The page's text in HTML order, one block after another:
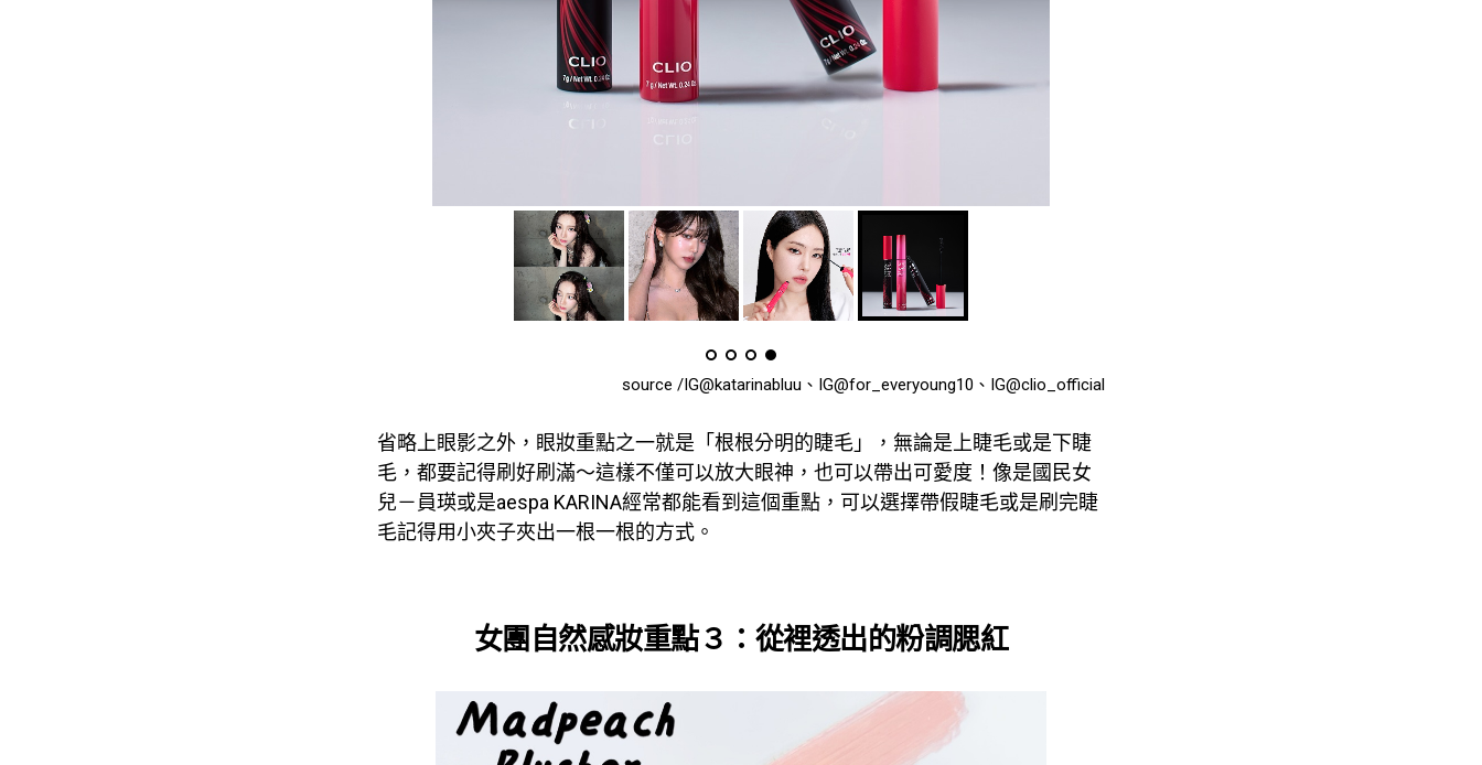
source /IG@katarinabluu、IG@for_everyoung10、IG@clio_official
省略上眼影之外，眼妝重點之一就是「根根分明的睫毛」，無論是上睫毛或是下睫
毛，都要記得刷好刷滿～這樣不僅可以放大眼神，也可以帶出可愛度！像是國民女
兒－員瑛或是aespa KARINA經常都能看到這個重點，可以選擇帶假睫毛或是刷完睫
毛記得用小夾子夾出一根一根的方式。
女團自然感妝重點３：從裡透出的粉調腮紅